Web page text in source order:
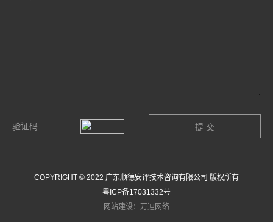
COPYRIGHT © 2022 广东顺德安评技术咨询有限公司 版权所有
粤ICP备17031332号
网站建设：万迪网络